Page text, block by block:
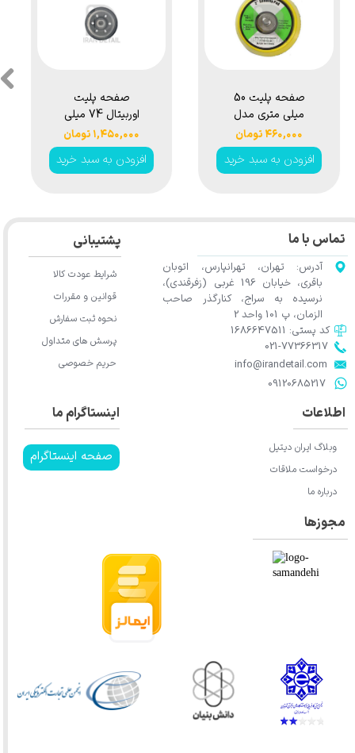
صفحه پلیت
اوربیتال 74 ميلی
متری اس جی سی
بی مدل SGCB
Orbital Backing
۱,۴۵۰,۰۰۰ تومان
افزودن به سبد خرید
صفحه پلیت 50
میلی متری مدل
Backing Plate 2
inch
۴۶۰,۰۰۰ تومان
افزودن به سبد خرید
تماس با ما
آدرس: تهران، تهرانپارس، اتوبان
باقری، خیابان 196 غربی (زفرقندی)،
نرسیده به سراج، کنارگذر صاحب
الزمان، پ 101 واحد 2
​​​​​​​info@irandetail.com
021-77366317​​​​​​​​​​​​​​​​​​​​​
​​​​​​​09120685217​​​​​​​
کد پستی: 1686647511
اینستاگرام ما
صفحه اینستاگرام
اطلاعات
وبلاگ ایران دیتیل
درخواست ملاقات
درباره ما
پشتیبانی
شرایط عودت کالا
قوانین و مقررات
نحوه ثبت سفارش
پرسش های متداول
حریم خصوصی
مجوزها